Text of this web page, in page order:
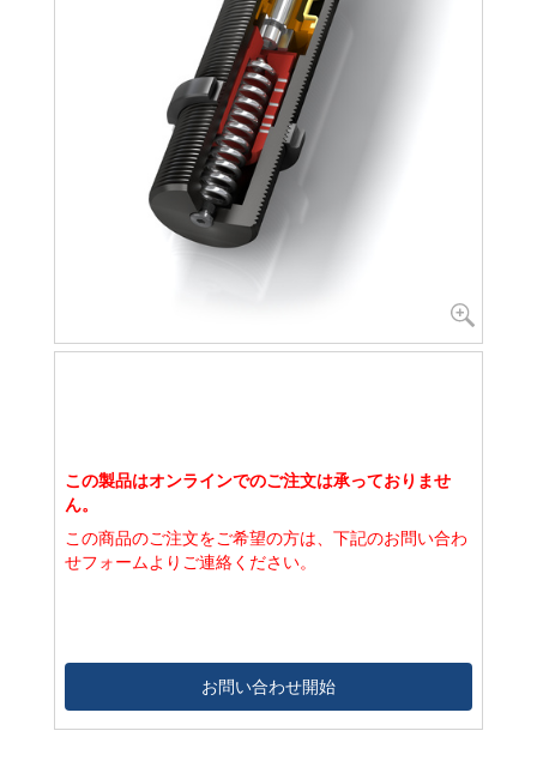
この製品はオンラインでのご注文は承っておりませ
ん。
この商品のご注文をご希望の方は、下記のお問い合わ
せフォームよりご連絡ください。
お問い合わせ開始